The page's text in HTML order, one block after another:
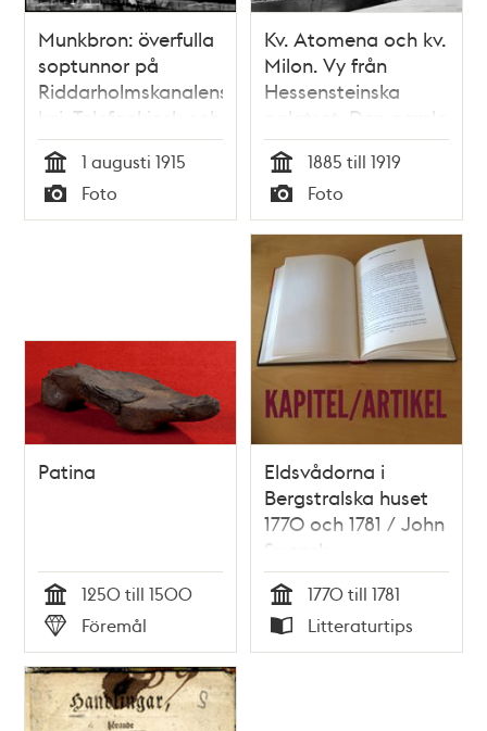
Munkbron: överfulla
soptunnor på
Riddarholmskanalens
kaj. Telefonkiosk och
i bakgrunden kv.
Atomena och Milon
Tid
1 augusti 1915
Typ
Foto
Kv. Atomena och kv.
Milon. Vy från
Hessensteinska
palatset. Den gamla
Riddarholmsbron
revs 1952 i samband
med att
tunnelbanan och
Centralbron anlades
Tid
1885 till 1919
Typ
Foto
Patina
Tid
1250 till 1500
Typ
Föremål
Eldsvådorna i
Bergstralska huset
1770 och 1781 / John
Swensk
Tid
1770 till 1781
Typ
Litteraturtips